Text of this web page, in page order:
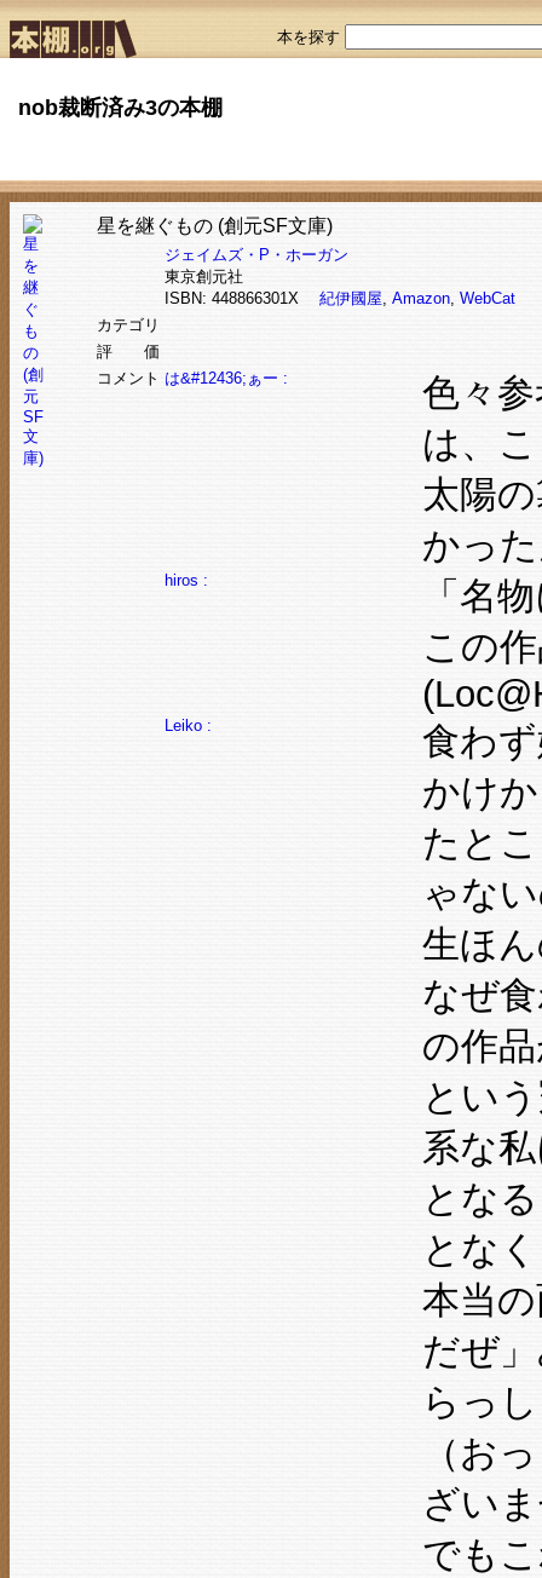
本を探す
nob裁断済み3の本棚
星を継ぐもの (創元SF文庫)
ジェイムズ・P・ホーガン
東京創元社
ISBN: 448866301X 紀伊國屋, Amazon, WebCat
カテゴリ
評 価
コメント は&#12436;ぁー :
色々
は、
太陽
かっ
hiros :
「名
この
Leiko :
食わ
かけ
たと
ゃな
生ほ
なぜ
の作
とい
系な
とな
とな
本当
だぜ
らっ
（お
ざい
でも